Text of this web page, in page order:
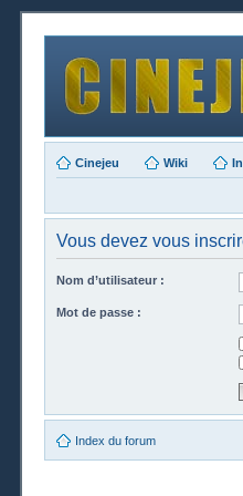
Cinejeu Wiki
Vous devez vous
Nom d’utilisateur :
Mot de passe :
Index du forum